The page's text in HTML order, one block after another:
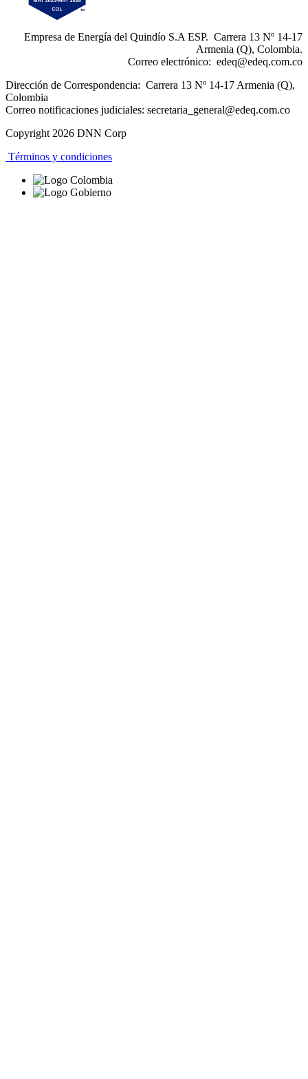
Empresa de Energía del Quindío S.A ESP. Carrera 13 Nº 14-17
Armenia (Q), Colombia.
Correo electrónico: edeq@edeq.com.co
Dirección de Correspondencia: Carrera 13 Nº 14-17 Armenia (Q),
Colombia
Correo notificaciones judiciales: secretaria_general@edeq.com.co
Copyright 2026 DNN Corp
Términos y condiciones